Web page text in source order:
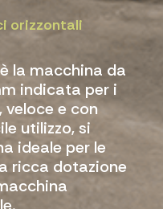
orizzontali
la macchina da
indicata per i
e con
utilizzo, si
ideale per le
ricca dotazione